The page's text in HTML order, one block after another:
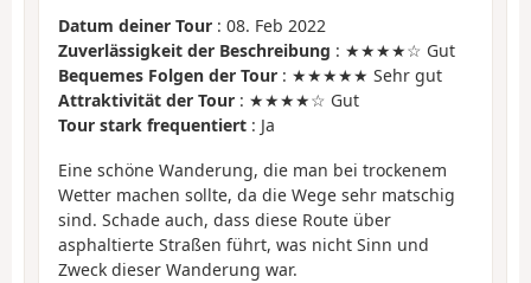
Datum deiner Tour : 08. Feb 2022
Zuverlässigkeit der Beschreibung : ★★★★☆ Gut
Bequemes Folgen der Tour : ★★★★★ Sehr gut
Attraktivität der Tour : ★★★★☆ Gut
Tour stark frequentiert : Ja
Eine schöne Wanderung, die man bei trockenem
Wetter machen sollte, da die Wege sehr matschig
sind. Schade auch, dass diese Route über
asphaltierte Straßen führt, was nicht Sinn und
Zweck dieser Wanderung war.